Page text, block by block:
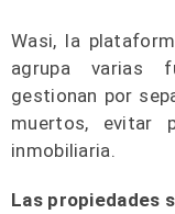
Wasi, la
agrupa varias
gestionan por
muertos, evitar
inmobiliaria.
Las propiedades